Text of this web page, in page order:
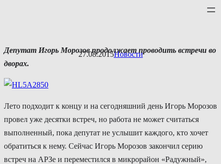
27.08.2015Новости
Депутат Игорь Морозов продолжает проводить встречи во
дворах.
Лето подходит к концу и на сегодняшний день Игорь Морозов
провел уже десятки встреч, но работа не может считаться
выполненный, пока депутат не услышит каждого, кто хочет
обратиться к нему. Сейчас Игорь Морозов закончил серию
встреч на АРЗе и переместился в микрорайон «Радужный»,